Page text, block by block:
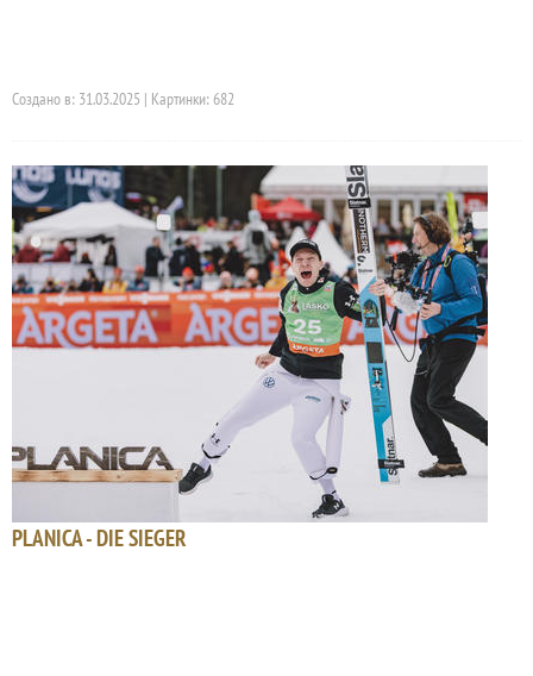
Создано в: 31.03.2025 | Картинки: 682
PLANICA - DIE SIEGER